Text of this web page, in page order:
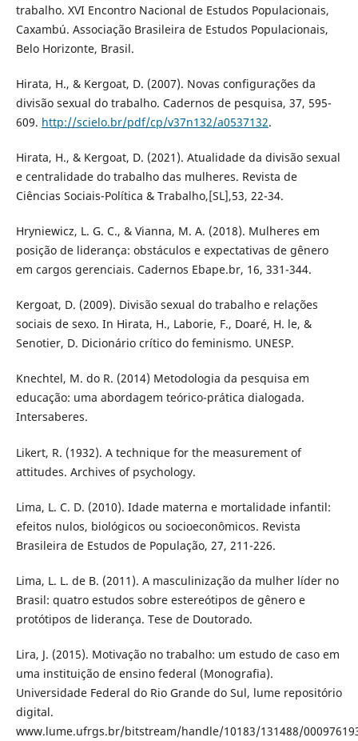
trabalho. XVI Encontro Nacional de Estudos Populacionais,
Caxambú. Associação Brasileira de Estudos Populacionais,
Belo Horizonte, Brasil.
Hirata, H., & Kergoat, D. (2007). Novas configurações da
divisão sexual do trabalho. Cadernos de pesquisa, 37, 595-
609. http://scielo.br/pdf/cp/v37n132/a0537132.
Hirata, H., & Kergoat, D. (2021). Atualidade da divisão sexual
e centralidade do trabalho das mulheres. Revista de
Ciências Sociais-Política & Trabalho,[SL],53, 22-34.
Hryniewicz, L. G. C., & Vianna, M. A. (2018). Mulheres em
posição de liderança: obstáculos e expectativas de gênero
em cargos gerenciais. Cadernos Ebape.br, 16, 331-344.
Kergoat, D. (2009). Divisão sexual do trabalho e relações
sociais de sexo. In Hirata, H., Laborie, F., Doaré, H. le, &
Senotier, D. Dicionário crítico do feminismo. UNESP.
Knechtel, M. do R. (2014) Metodologia da pesquisa em
educação: uma abordagem teórico-prática dialogada.
Intersaberes.
Likert, R. (1932). A technique for the measurement of
attitudes. Archives of psychology.
Lima, L. C. D. (2010). Idade materna e mortalidade infantil:
efeitos nulos, biológicos ou socioeconômicos. Revista
Brasileira de Estudos de População, 27, 211-226.
Lima, L. L. de B. (2011). A masculinização da mulher líder no
Brasil: quatro estudos sobre estereótipos de gênero e
protótipos de liderança. Tese de Doutorado.
Lira, J. (2015). Motivação no trabalho: um estudo de caso em
uma instituição de ensino federal (Monografia).
Universidade Federal do Rio Grande do Sul, lume repositório
digital.
www.lume.ufrgs.br/bitstream/handle/10183/131488/